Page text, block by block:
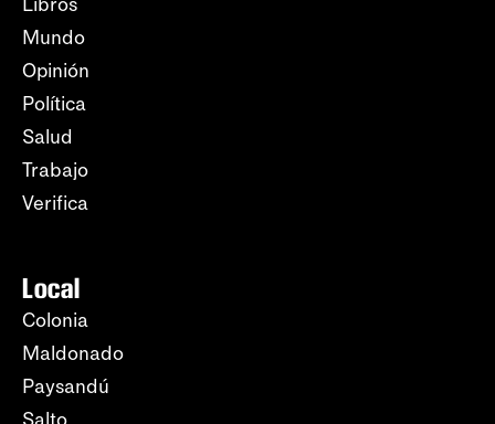
Libros
Mundo
Opinión
Política
Salud
Trabajo
Verifica
Local
Colonia
Maldonado
Paysandú